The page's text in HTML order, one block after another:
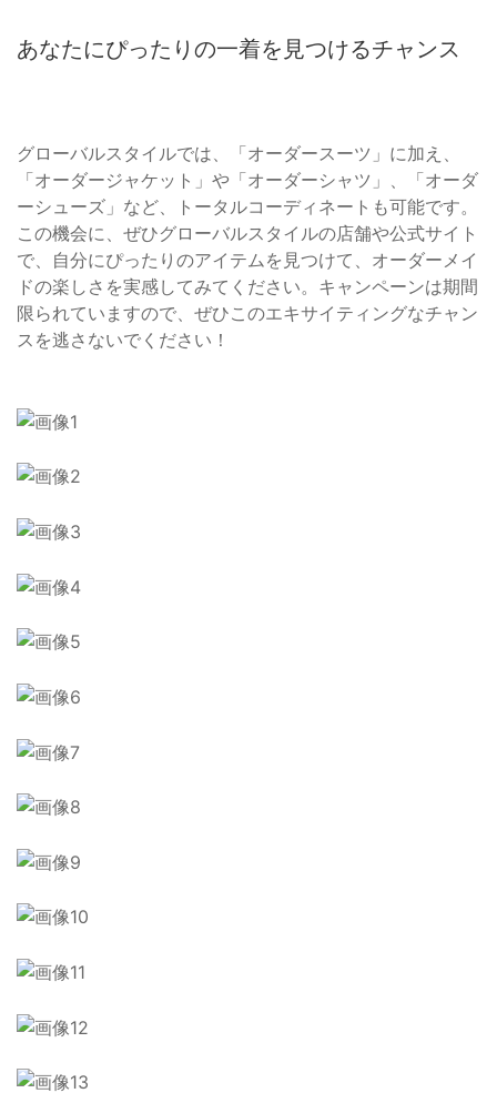
あなたにぴったりの一着を見つけるチャンス
グローバルスタイルでは、「オーダースーツ」に加え、
「オーダージャケット」や「オーダーシャツ」、「オーダ
ーシューズ」など、トータルコーディネートも可能です。
この機会に、ぜひグローバルスタイルの店舗や公式サイト
で、自分にぴったりのアイテムを見つけて、オーダーメイ
ドの楽しさを実感してみてください。キャンペーンは期間
限られていますので、ぜひこのエキサイティングなチャン
スを逃さないでください！